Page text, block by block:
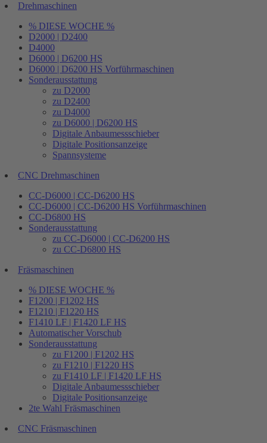
Drehmaschinen
% DIESE WOCHE %
D2000 | D2400
D4000
D6000 | D6200 HS
D6000 | D6200 HS Vorführmaschinen
Sonderausstattung
zu D2000
zu D2400
zu D4000
zu D6000 | D6200 HS
Digitale Anbaumessschieber
Digitale Positionsanzeige
Spannsysteme
CNC Drehmaschinen
CC-D6000 | CC-D6200 HS
CC-D6000 | CC-D6200 HS Vorführmaschinen
CC-D6800 HS
Sonderausstattung
zu CC-D6000 | CC-D6200 HS
zu CC-D6800 HS
Fräsmaschinen
% DIESE WOCHE %
F1200 | F1202 HS
F1210 | F1220 HS
F1410 LF | F1420 LF HS
Automatischer Vorschub
Sonderausstattung
zu F1200 | F1202 HS
zu F1210 | F1220 HS
zu F1410 LF | F1420 LF HS
Digitale Anbaumessschieber
Digitale Positionsanzeige
2te Wahl Fräsmaschinen
CNC Fräsmaschinen